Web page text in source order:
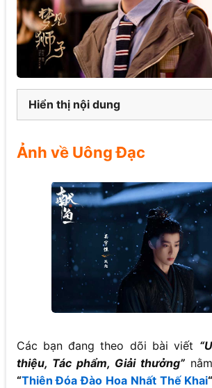
Hiển thị nội dung
Ảnh về Uông Đạc
Các bạn đang theo dõi bài viết
thiệu, Tác phẩm, Giải thưởng”
“Thiên Đóa Đào Hoa Nhất Thế Khai“